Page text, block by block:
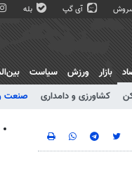
آی گپ بله
کشاورزی و دامداری صنعت
بازار ورزش سیاست